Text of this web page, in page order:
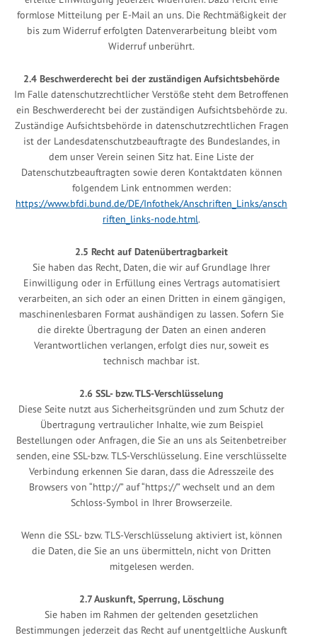
formlose Mitteilung per E-Mail an uns. Die Rechtmäßigkeit der
bis zum Widerruf erfolgten Datenverarbeitung bleibt vom
Widerruf unberührt.
2.4 Beschwerderecht bei der zuständigen Aufsichtsbehörde
Im Falle datenschutzrechtlicher Verstöße steht dem Betroffenen
ein Beschwerderecht bei der zuständigen Aufsichtsbehörde zu.
Zuständige Aufsichtsbehörde in datenschutzrechtlichen Fragen
ist der Landesdatenschutzbeauftragte des Bundeslandes, in
dem unser Verein seinen Sitz hat. Eine Liste der
Datenschutzbeauftragten sowie deren Kontaktdaten können
folgendem Link entnommen werden:
https://www.bfdi.bund.de/DE/Infothek/Anschriften_Links/ansch
riften_links-node.html.
2.5 Recht auf Datenübertragbarkeit
Sie haben das Recht, Daten, die wir auf Grundlage Ihrer
Einwilligung oder in Erfüllung eines Vertrags automatisiert
verarbeiten, an sich oder an einen Dritten in einem gängigen,
maschinenlesbaren Format aushändigen zu lassen. Sofern Sie
die direkte Übertragung der Daten an einen anderen
Verantwortlichen verlangen, erfolgt dies nur, soweit es
technisch machbar ist.
2.6 SSL- bzw. TLS-Verschlüsselung
Diese Seite nutzt aus Sicherheitsgründen und zum Schutz der
Übertragung vertraulicher Inhalte, wie zum Beispiel
Bestellungen oder Anfragen, die Sie an uns als Seitenbetreiber
senden, eine SSL-bzw. TLS-Verschlüsselung. Eine verschlüsselte
Verbindung erkennen Sie daran, dass die Adresszeile des
Browsers von “http://” auf “https://” wechselt und an dem
Schloss-Symbol in Ihrer Browserzeile.
Wenn die SSL- bzw. TLS-Verschlüsselung aktiviert ist, können
die Daten, die Sie an uns übermitteln, nicht von Dritten
mitgelesen werden.
2.7 Auskunft, Sperrung, Löschung
Sie haben im Rahmen der geltenden gesetzlichen
Bestimmungen jederzeit das Recht auf unentgeltliche Auskunft